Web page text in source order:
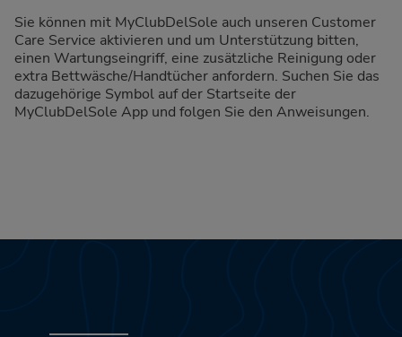
Sie können mit MyClubDelSole auch unseren Customer
Care Service aktivieren und um Unterstützung bitten,
einen Wartungseingriff, eine zusätzliche Reinigung oder
extra Bettwäsche/Handtücher anfordern. Suchen Sie das
dazugehörige Symbol auf der Startseite der
MyClubDelSole App und folgen Sie den Anweisungen.